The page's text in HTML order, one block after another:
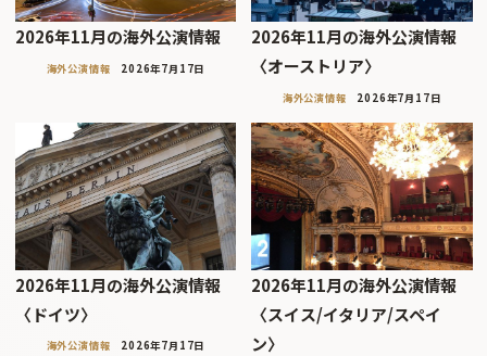
2026年11月の海外公演情報
海外公演情報 2026年7月17日
2026年11月の海外公演情報
〈オーストリア〉
海外公演情報 2026年7月17日
2026年11月の海外公演情報
〈ドイツ〉
海外公演情報 2026年7月17日
2026年11月の海外公演情報
〈スイス/イタリア/スペイ
ン〉